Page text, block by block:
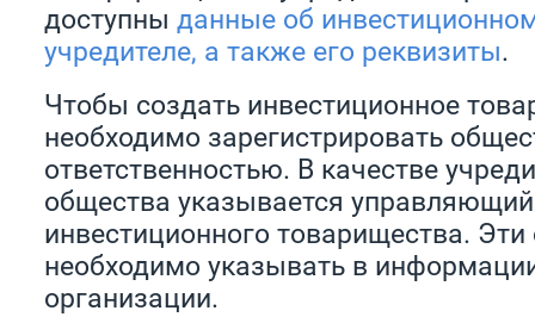
доступны данные об
учредителе, а также его реквизиты.
Чтобы создать инвестиционное
необходимо зарегистрировать
ответственностью. В качестве
общества указывается
инвестиционного товарищества. Эти
необходимо указывать в
организации.